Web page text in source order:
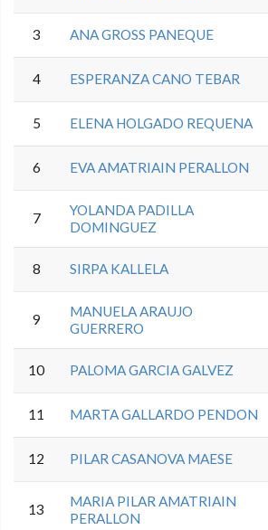
3 ANA GROSS PANEQUE
4 ESPERANZA CANO TEBAR
5 ELENA HOLGADO REQUENA
6 EVA AMATRIAIN PERALLON
7
YOLANDA PADILLA
DOMINGUEZ
8 SIRPA KALLELA
9
MANUELA ARAUJO
GUERRERO
10 PALOMA GARCIA GALVEZ
11 MARTA GALLARDO PENDON
12 PILAR CASANOVA MAESE
13
MARIA PILAR AMATRIAIN
PERALLON